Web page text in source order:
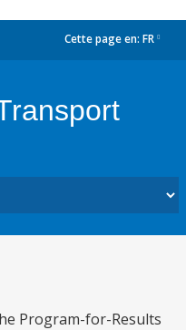
Cette page en: FR
Program-for-Results